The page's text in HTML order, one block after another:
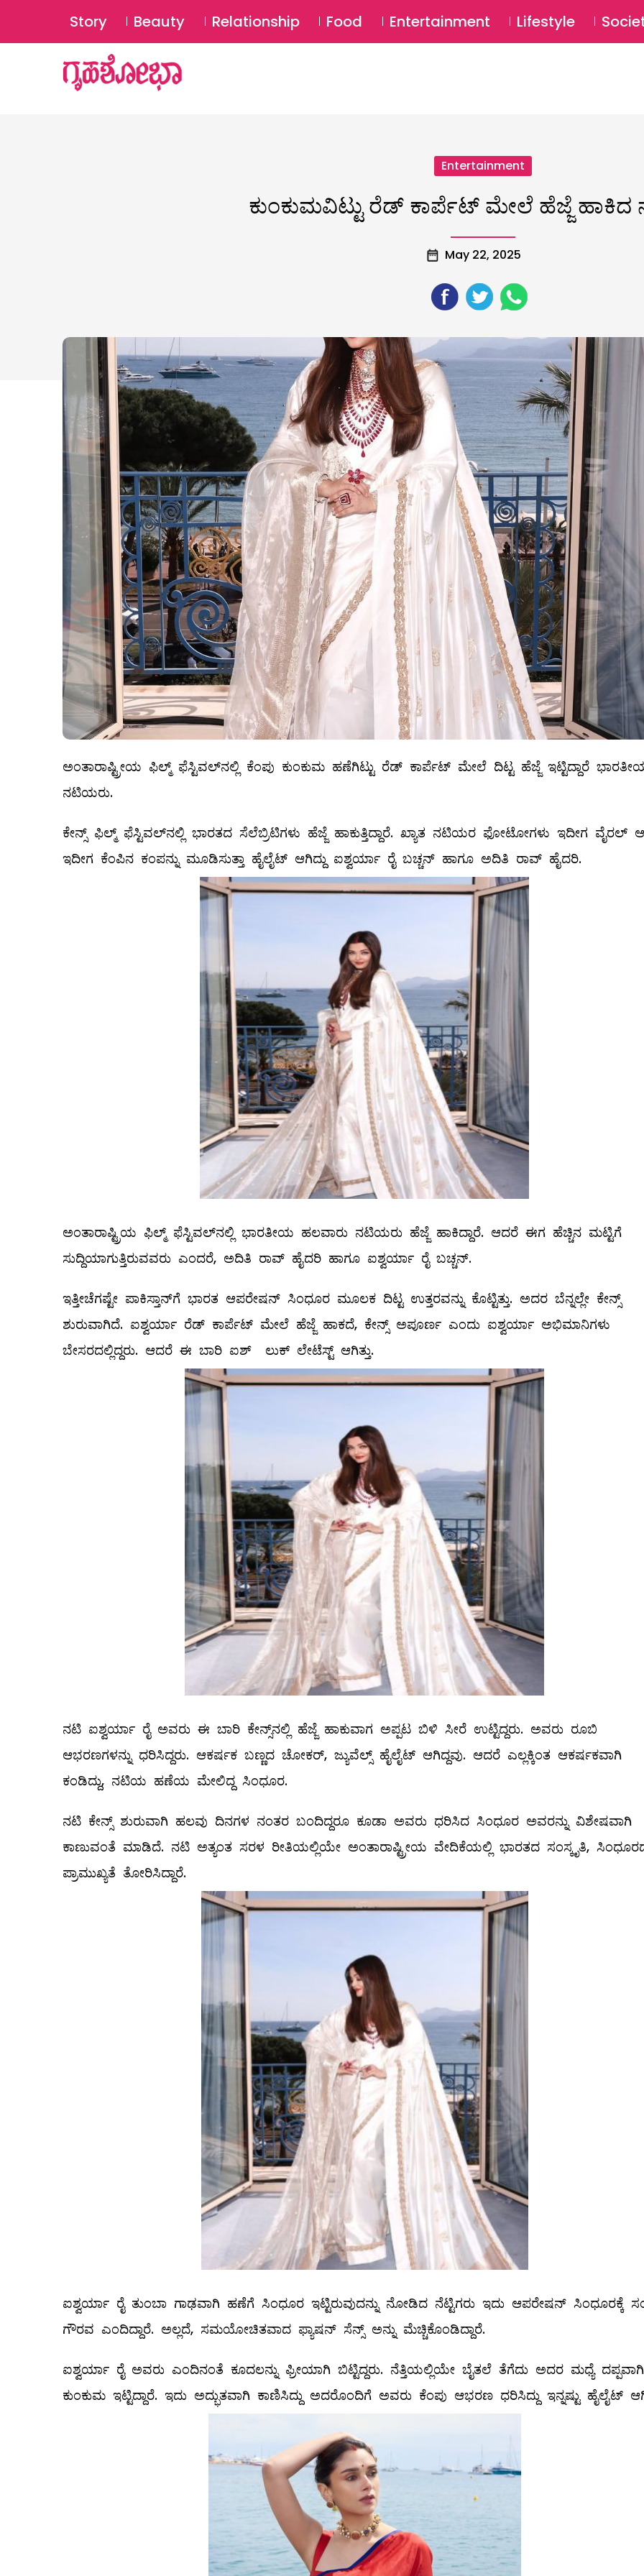
Story Beauty Relationship Food Entertainment Lifestyle
Entertainment
ಕುಂಕುಮವಿಟ್ಟು ರೆಡ್​ ಕಾರ್ಪೆಟ್ ಮೇಲೆ ಹೆಜ್ಜೆ
May 22, 2025
ಅಂತಾರಾಷ್ಟ್ರೀಯ ಫಿಲ್ಮ್ ಫೆಸ್ಟಿವಲ್​ನಲ್ಲಿ ಕೆಂಪು ಕುಂಕುಮ ಹಣೆಗಿಟ್ಟು ರೆಡ್​ ಕಾರ್ಪೆಟ್​ ಮೇಲೆ ದಿಟ್ಟ ಹೆಜ್ಜೆ ಇಟ್ಟಿದ್ದಾರೆ
ನಟಿಯರು.
ಕೇನ್ಸ್ ಫಿಲ್ಮ್ ಫೆಸ್ಟಿವಲ್​ನಲ್ಲಿ ಭಾರತದ ಸೆಲೆಬ್ರಿಟಿಗಳು ಹೆಜ್ಜೆ ಹಾಕುತ್ತಿದ್ದಾರೆ. ಖ್ಯಾತ ನಟಿಯರ ಫೋಟೋಗಳು ಇದೀಗ ವೈರಲ್
ಇದೀಗ ಕೆಂಪಿನ ಕಂಪನ್ನು ಮೂಡಿಸುತ್ತಾ ಹೈಲೈಟ್ ಆಗಿದ್ದು ಐಶ್ವರ್ಯಾ ರೈ ಬಚ್ಚನ್ ಹಾಗೂ ಅದಿತಿ ರಾವ್ ಹೈದರಿ.
ಅಂತಾರಾಷ್ಟ್ರಿಯ ಫಿಲ್ಮ್ ಫೆಸ್ಟಿವಲ್​​ನಲ್ಲಿ ಭಾರತೀಯ ಹಲವಾರು ನಟಿಯರು ಹೆಜ್ಜೆ ಹಾಕಿದ್ದಾರೆ. ಆದರೆ ಈಗ ಹೆಚ್ಚಿನ ಮಟ್ಟಿಗೆ
ಸುದ್ದಿಯಾಗುತ್ತಿರುವವರು ಎಂದರೆ, ಅದಿತಿ ರಾವ್ ಹೈದರಿ ಹಾಗೂ ಐಶ್ವರ್ಯಾ ರೈ ಬಚ್ಚನ್.
ಇತ್ತೀಚೆಗಷ್ಟೇ ಪಾಕಿಸ್ತಾನ್​​ಗೆ ಭಾರತ ಆಪರೇಷನ್ ಸಿಂಧೂರ ಮೂಲಕ ದಿಟ್ಟ ಉತ್ತರವನ್ನು ಕೊಟ್ಟಿತ್ತು. ಅದರ ಬೆನ್ನಲ್ಲೇ ಕೇನ್ಸ್
ಶುರುವಾಗಿದೆ. ಐಶ್ವರ್ಯಾ ರೆಡ್​ ಕಾರ್ಪೆಟ್​ ಮೇಲೆ ಹೆಜ್ಜೆ ಹಾಕದೆ, ಕೇನ್ಸ್ ಅಪೂರ್ಣ ಎಂದು ಐಶ್ವರ್ಯಾ ಅಭಿಮಾನಿಗಳು
ಬೇಸರದಲ್ಲಿದ್ದರು. ಆದರೆ ಈ ಬಾರಿ ಐಶ್​ ಲುಕ್ ಲೇಟೆಸ್ಟ್ ಆಗಿತ್ತು.
ನಟಿ ಐಶ್ವರ್ಯಾ ರೈ ಅವರು ಈ ಬಾರಿ ಕೇನ್ಸ್​ನಲ್ಲಿ ಹೆಜ್ಜೆ ಹಾಕುವಾಗ ಅಪ್ಪಟ ಬಿಳಿ ಸೀರೆ ಉಟ್ಟಿದ್ದರು. ಅವರು ರೂಬಿ
ಆಭರಣಗಳನ್ನು ಧರಿಸಿದ್ದರು. ಆಕರ್ಷಕ ಬಣ್ಣದ ಚೋಕರ್, ಜ್ಯುವೆಲ್ಸ್ ಹೈಲೈಟ್ ಆಗಿದ್ದವು. ಆದರೆ ಎಲ್ಲಕ್ಕಿಂತ ಆಕರ್ಷಕವಾಗಿ
ಕಂಡಿದ್ದು, ನಟಿಯ ಹಣೆಯ ಮೇಲಿದ್ದ ಸಿಂಧೂರ.
ನಟಿ ಕೇನ್ಸ್​ ಶುರುವಾಗಿ ಹಲವು ದಿನಗಳ ನಂತರ ಬಂದಿದ್ದರೂ ಕೂಡಾ ಅವರು ಧರಿಸಿದ ಸಿಂಧೂರ ಅವರನ್ನು ವಿಶೇಷವಾಗಿ
ಕಾಣುವಂತೆ ಮಾಡಿದೆ. ನಟಿ ಅತ್ಯಂತ ಸರಳ ರೀತಿಯಲ್ಲಿಯೇ ಅಂತಾರಾಷ್ಟ್ರೀಯ ವೇದಿಕೆಯಲ್ಲಿ ಭಾರತದ ಸಂಸ್ಕೃತಿ,
ಪ್ರಾಮುಖ್ಯತೆ ತೋರಿಸಿದ್ದಾರೆ.
ಐಶ್ವರ್ಯಾ ರೈ ತುಂಬಾ ಗಾಢವಾಗಿ ಹಣೆಗೆ ಸಿಂಧೂರ ಇಟ್ಟಿರುವುದನ್ನು ನೋಡಿದ ನೆಟ್ಟಿಗರು ಇದು ಆಪರೇಷನ್ ಸಿಂಧೂರಕ್ಕೆ
ಗೌರವ ಎಂದಿದ್ದಾರೆ. ಅಲ್ಲದೆ, ಸಮಯೋಚಿತವಾದ ಫ್ಯಾಷನ್ ಸೆನ್ಸ್​ ಅನ್ನು ಮೆಚ್ಚಿಕೊಂಡಿದ್ದಾರೆ.
ಐಶ್ವರ್ಯಾ ರೈ ಅವರು ಎಂದಿನಂತೆ ಕೂದಲನ್ನು ಫ್ರೀಯಾಗಿ ಬಿಟ್ಟಿದ್ದರು. ನೆತ್ತಿಯಲ್ಲಿಯೇ ಬೈತಲೆ ತೆಗೆದು ಅದರ ಮಧ್ಯೆ ದಪ್ಪವಾಗಿ
ಕುಂಕುಮ ಇಟ್ಟಿದ್ದಾರೆ. ಇದು ಅದ್ಭುತವಾಗಿ ಕಾಣಿಸಿದ್ದು ಅದರೊಂದಿಗೆ ಅವರು ಕೆಂಪು ಆಭರಣ ಧರಿಸಿದ್ದು ಇನ್ನಷ್ಟು ಹೈಲೈಟ್